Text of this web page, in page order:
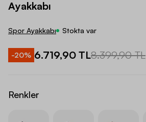
Ayakkabı
Spor Ayakkabı Stokta var
-20% 6.719,90 TL8.399,90 TL
Renkler